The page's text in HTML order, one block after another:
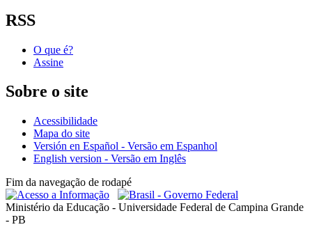
RSS
O que é?
Assine
Sobre o site
Acessibilidade
Mapa do site
Versión en Español - Versão em Espanhol
English version - Versão em Inglês
Fim da navegação de rodapé
Ministério da Educação - Universidade Federal de Campina Grande
- PB